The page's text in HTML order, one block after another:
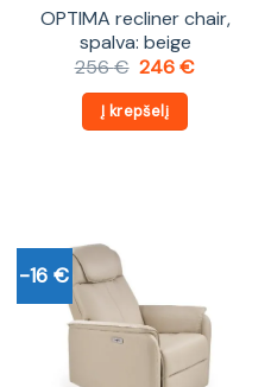
OPTIMA recliner chair,
spalva: beige
256€ Original
was:
256 €.
246€Current
Į krepšelį
-16 €